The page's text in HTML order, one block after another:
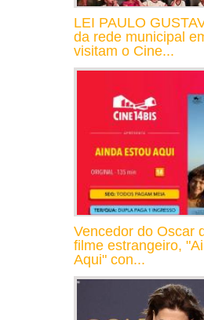
LEI PAULO
da rede municipal
visitam o Cine...
Vencedor do Oscar
filme estrangeiro,
Aqui" con...